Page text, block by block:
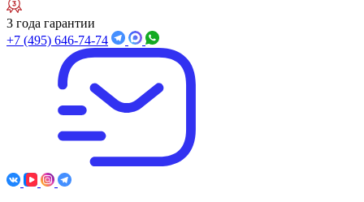
3 года гарантии
+7 (495) 646-74-74